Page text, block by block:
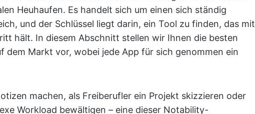
Heuhaufen. Es handelt sich um einen sich ständig
und der Schlüssel liegt darin, ein Tool zu finden, das mit
hält. In diesem Abschnitt stellen wir Ihnen die besten
dem Markt vor, wobei jede App für sich genommen ein
machen, als Freiberufler ein Projekt skizzieren oder
Workload bewältigen – eine dieser Notability-